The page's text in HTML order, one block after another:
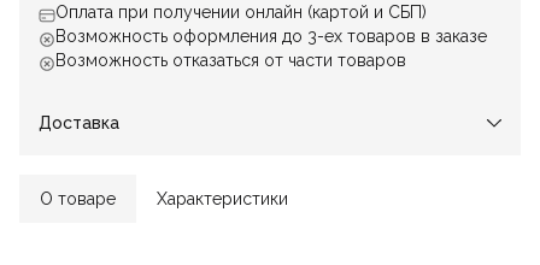
Оплата при получении онлайн (картой и СБП)
Возможность оформления до 3-ех товаров в заказе
Возможность отказаться от части товаров
Доставка
О товаре Характеристики